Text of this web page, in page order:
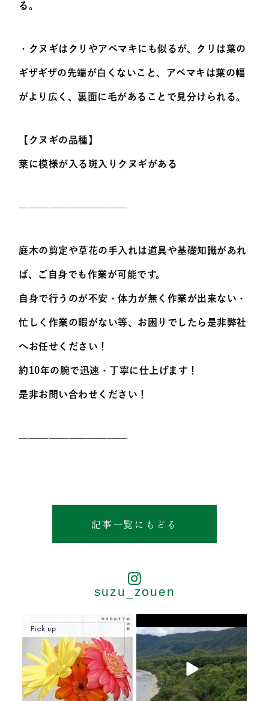
る。
・クヌギはクリやアベマキにも似るが、クリは葉の
ギザギザの先端が白くないこと、アベマキは葉の幅
がより広く、裏面に毛があることで見分けられる。
【クヌギの品種】
葉に模様が入る斑入りクヌギがある
———————————
庭木の剪定や草花の手入れは道具や基礎知識があれ
ば、ご自身でも作業が可能です。
自身で行うのが不安・体力が無く作業が出来ない・
忙しく作業の暇がない等、お困りでしたら是非弊社
へお任せください！
約10年の腕で迅速・丁寧に仕上げます！
是非お問い合わせください！
———————————
記事一覧にもどる
suzu_zouen